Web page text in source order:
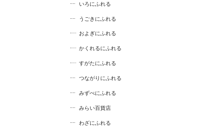
いろにふれる
うごきにふれる
およぎにふれる
かくれるにふれる
すがたにふれる
つながりにふれる
みずべにふれる
みらい百貨店
わざにふれる